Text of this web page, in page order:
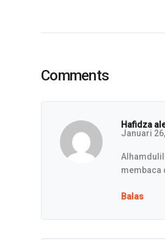
Comments
Hafidza
Januari
membaca
Balas